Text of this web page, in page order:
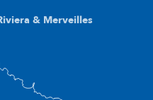
& Merveilles